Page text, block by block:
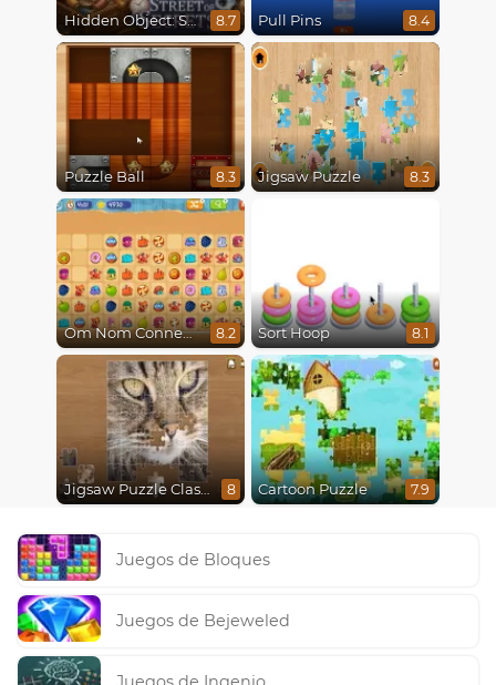
Hidden Object: Street Of Secrets 8.7 Pull Pins 8.4
Puzzle Ball 8.3 Jigsaw Puzzle 8.3
Om Nom Connect Classic 8.2 Sort Hoop 8.1
Jigsaw Puzzle Classic 8 Cartoon Puzzle 7.9
Juegos de Bloques
Juegos de Bejeweled